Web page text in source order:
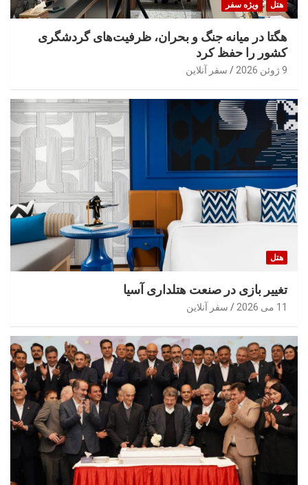
هتل ویژه سفر
هگتا در میانه جنگ و بحران، ظرفیت‌های گردشگری
کشور را حفظ کرد
9 ژوئن 2026 سفر آنلاین
هتل
تغییر بازی در صنعت هتلداری آسیا
11 می 2026 سفر آنلاین